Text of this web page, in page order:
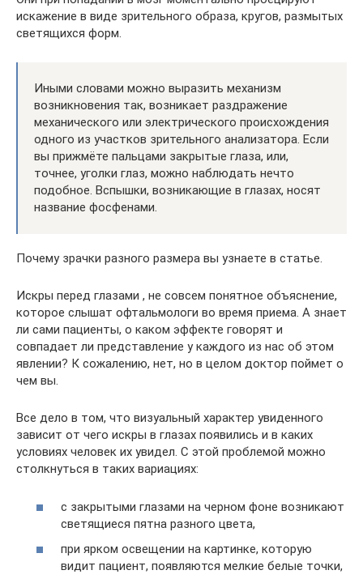
искажение в виде зрительного образа, кругов, размытых
светящихся форм.
Иными словами можно выразить механизм
возникновения так, возникает раздражение
механического или электрического происхождения
одного из участков зрительного анализатора. Если
вы прижмёте пальцами закрытые глаза, или,
точнее, уголки глаз, можно наблюдать нечто
подобное. Вспышки, возникающие в глазах, носят
название фосфенами.
Почему зрачки разного размера вы узнаете в статье.
Искры перед глазами , не совсем понятное объяснение,
которое слышат офтальмологи во время приема. А знает
ли сами пациенты, о каком эффекте говорят и
совпадает ли представление у каждого из нас об этом
явлении? К сожалению, нет, но в целом доктор поймет о
чем вы.
Все дело в том, что визуальный характер увиденного
зависит от чего искры в глазах появились и в каких
условиях человек их увидел. С этой проблемой можно
столкнуться в таких вариациях:
с закрытыми глазами на черном фоне возникают
светящиеся пятна разного цвета,
при ярком освещении на картинке, которую
видит пациент, появляются мелкие белые точки,